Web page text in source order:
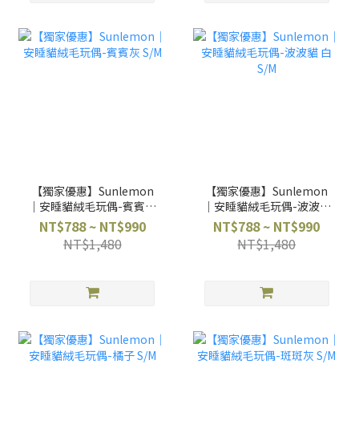
【獨家優惠】Sunlemon
｜安睡貓絨毛玩偶-賓賓灰
S/M
NT$788 ~ NT$990
NT$1,480
【獨家優惠】Sunlemon
｜安睡貓絨毛玩偶-波波貓
白 S/M
NT$788 ~ NT$990
NT$1,480